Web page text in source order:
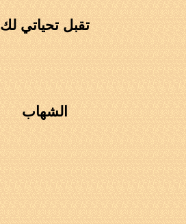
تقبل تحياتي لك
الشهاب